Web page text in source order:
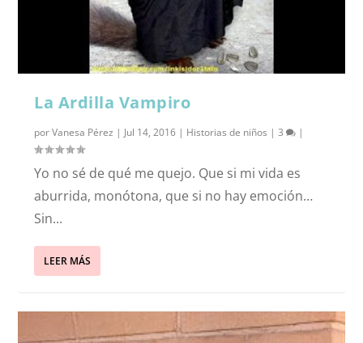
La Ardilla Vampiro
porVanesa Pérez | Jul 14, 2016 | Historias de niños |3 |
Yo no sé de qué me quejo. Que si mi vida es
aburrida, monótona, que si no hay emoción…
Sin...
LEER MÁS